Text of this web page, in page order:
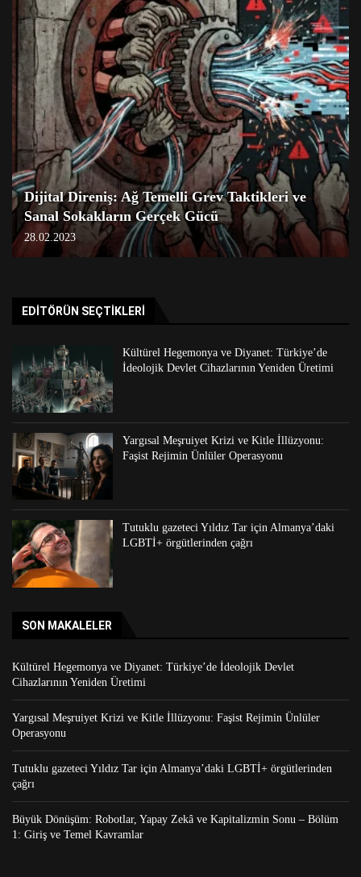
Dijital Direniş: Ağ Temelli Grev Taktikleri ve
Sanal Sokakların Gerçek Gücü
28.02.2023
EDITÖRÜN SEÇTIKLERI
Kültürel Hegemonya ve Diyanet: Türkiye’de
İdeolojik Devlet Cihazlarının Yeniden Üretimi
Yargısal Meşruiyet Krizi ve Kitle İllüzyonu:
Faşist Rejimin Ünlüler Operasyonu
Tutuklu gazeteci Yıldız Tar için Almanya’daki
LGBTİ+ örgütlerinden çağrı
SON MAKALELER
Kültürel Hegemonya ve Diyanet: Türkiye’de İdeolojik Devlet
Cihazlarının Yeniden Üretimi
Yargısal Meşruiyet Krizi ve Kitle İllüzyonu: Faşist Rejimin Ünlüler
Operasyonu
Tutuklu gazeteci Yıldız Tar için Almanya’daki LGBTİ+ örgütlerinden
çağrı
Büyük Dönüşüm: Robotlar, Yapay Zekâ ve Kapitalizmin Sonu – Bölüm
1: Giriş ve Temel Kavramlar